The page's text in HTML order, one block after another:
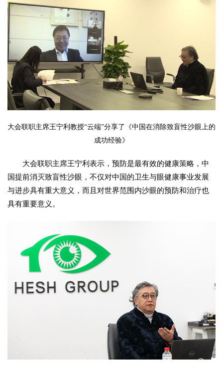
大会联职主席王宁利教授“云端”分享了《中国在消除致盲性沙眼上的
成功经验》
大会联职主席王宁利表示，预防是最有效的健康策略，中
国提前消灭致盲性沙眼，不仅对中国的卫生与眼健康事业发展
与进步具有重大意义，而且对世界范围内沙眼的预防和治疗也
具有重要意义。